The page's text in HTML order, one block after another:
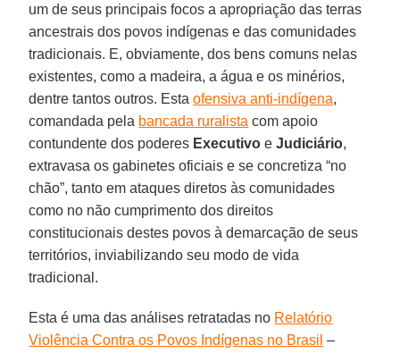
um de seus principais focos a apropriação das terras
ancestrais dos povos indígenas e das comunidades
tradicionais. E, obviamente, dos bens comuns nelas
existentes, como a madeira, a água e os minérios,
dentre tantos outros. Estaofensiva anti-indígena,
comandada pela bancada ruralista com apoio
contundente dos poderes ExecutivoeJudiciário,
extravasa os gabinetes oficiais e se concretiza “no
chão”, tanto em ataques diretos às comunidades
como no não cumprimento dos direitos
constitucionais destes povos à demarcação de seus
territórios, inviabilizando seu modo de vida
tradicional.
Esta é uma das análises retratadas no Relatório
Violência Contra os Povos Indígenas no Brasil –